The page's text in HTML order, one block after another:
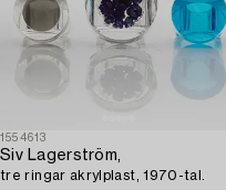
1554613
Siv Lagerström,
tre ringar akrylplast, 1970-tal.